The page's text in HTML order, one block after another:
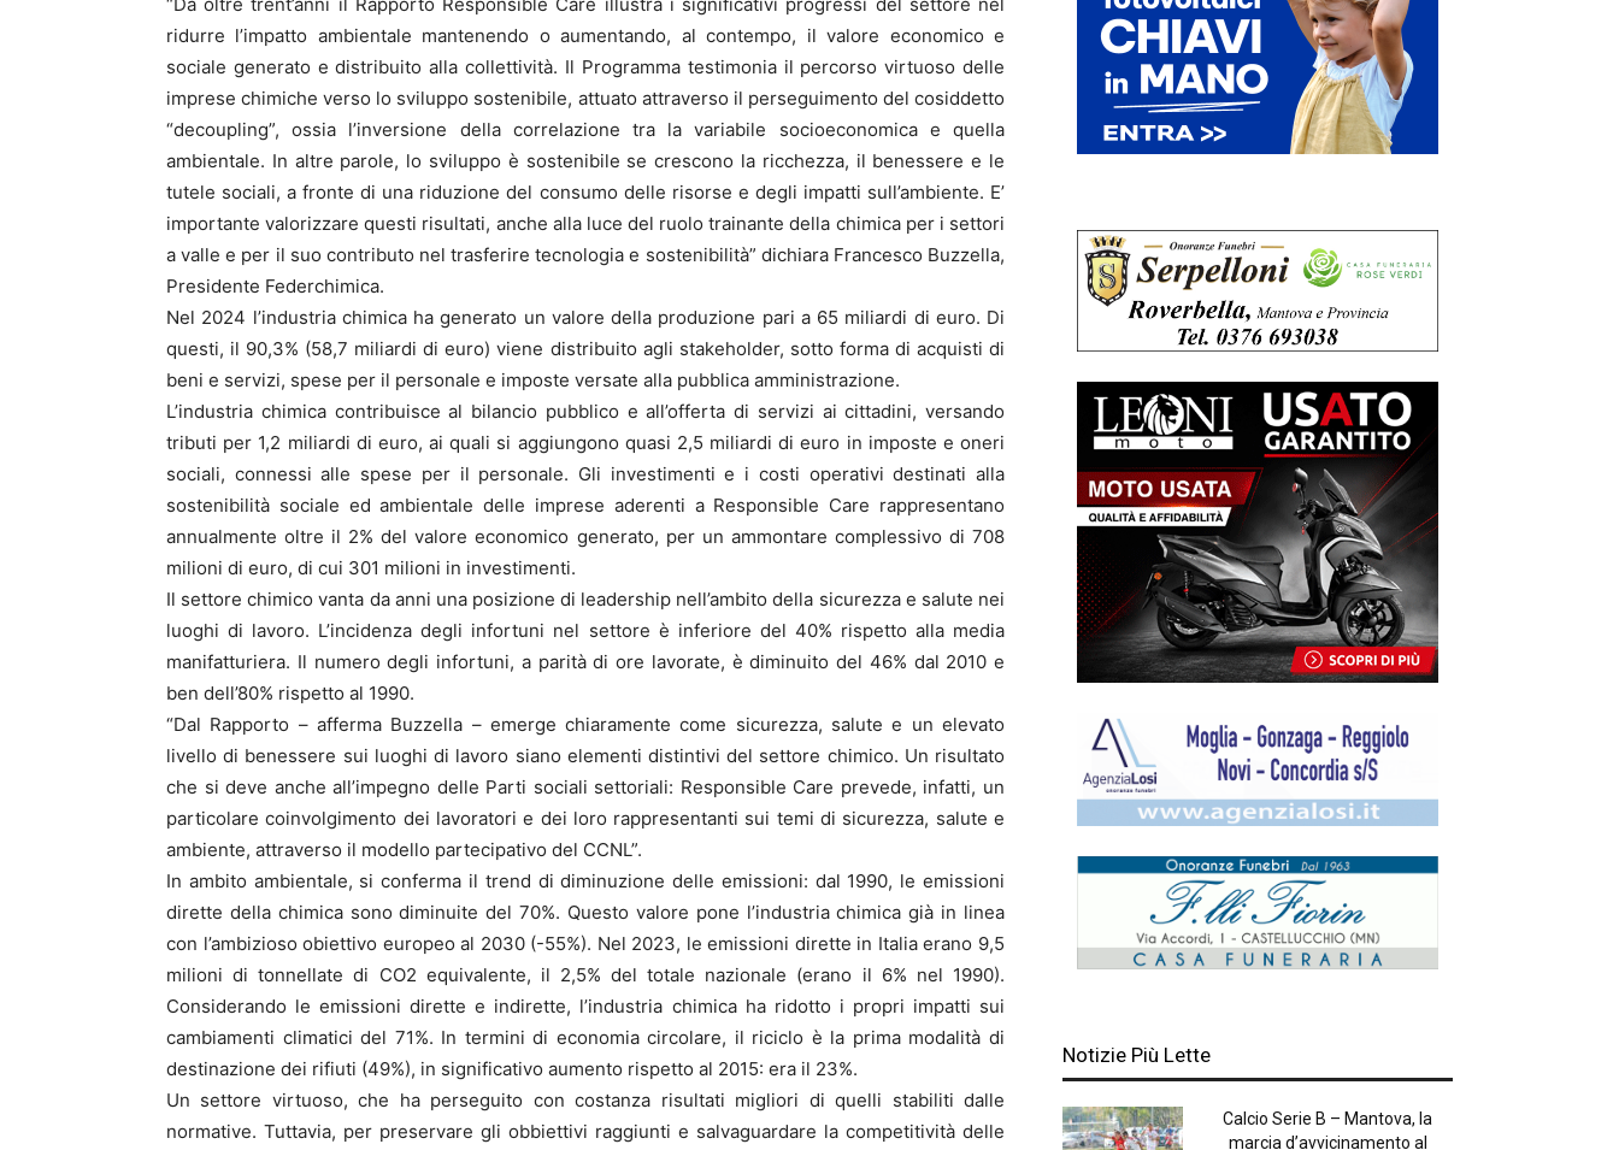
ridurre l’impatto ambientale mantenendo o aumentando, al contempo, il valore economico e
sociale generato e distribuito alla collettività. Il Programma testimonia il percorso virtuoso delle
imprese chimiche verso lo sviluppo sostenibile, attuato attraverso il perseguimento del cosiddetto
“decoupling”, ossia l’inversione della correlazione tra la variabile socioeconomica e quella
ambientale. In altre parole, lo sviluppo è sostenibile se crescono la ricchezza, il benessere e le
tutele sociali, a fronte di una riduzione del consumo delle risorse e degli impatti sull’ambiente. E’
importante valorizzare questi risultati, anche alla luce del ruolo trainante della chimica per i settori
a valle e per il suo contributo nel trasferire tecnologia e sostenibilità” dichiara Francesco Buzzella,
Presidente Federchimica.
Nel 2024 l’industria chimica ha generato un valore della produzione pari a 65 miliardi di euro. Di
questi, il 90,3% (58,7 miliardi di euro) viene distribuito agli stakeholder, sotto forma di acquisti di
beni e servizi, spese per il personale e imposte versate alla pubblica amministrazione.
L’industria chimica contribuisce al bilancio pubblico e all’offerta di servizi ai cittadini, versando
tributi per 1,2 miliardi di euro, ai quali si aggiungono quasi 2,5 miliardi di euro in imposte e oneri
sociali, connessi alle spese per il personale. Gli investimenti e i costi operativi destinati alla
sostenibilità sociale ed ambientale delle imprese aderenti a Responsible Care rappresentano
annualmente oltre il 2% del valore economico generato, per un ammontare complessivo di 708
milioni di euro, di cui 301 milioni in investimenti.
Il settore chimico vanta da anni una posizione di leadership nell’ambito della sicurezza e salute nei
luoghi di lavoro. L’incidenza degli infortuni nel settore è inferiore del 40% rispetto alla media
manifatturiera. Il numero degli infortuni, a parità di ore lavorate, è diminuito del 46% dal 2010 e
ben dell’80% rispetto al 1990.
“Dal Rapporto – afferma Buzzella – emerge chiaramente come sicurezza, salute e un elevato
livello di benessere sui luoghi di lavoro siano elementi distintivi del settore chimico. Un risultato
che si deve anche all’impegno delle Parti sociali settoriali: Responsible Care prevede, infatti, un
particolare coinvolgimento dei lavoratori e dei loro rappresentanti sui temi di sicurezza, salute e
ambiente, attraverso il modello partecipativo del CCNL”.
In ambito ambientale, si conferma il trend di diminuzione delle emissioni: dal 1990, le emissioni
dirette della chimica sono diminuite del 70%. Questo valore pone l’industria chimica già in linea
con l’ambizioso obiettivo europeo al 2030 (-55%). Nel 2023, le emissioni dirette in Italia erano 9,5
milioni di tonnellate di CO2 equivalente, il 2,5% del totale nazionale (erano il 6% nel 1990).
Considerando le emissioni dirette e indirette, l’industria chimica ha ridotto i propri impatti sui
cambiamenti climatici del 71%. In termini di economia circolare, il riciclo è la prima modalità di
destinazione dei rifiuti (49%), in significativo aumento rispetto al 2015: era il 23%.
Un settore virtuoso, che ha perseguito con costanza risultati migliori di quelli stabiliti dalle
normative. Tuttavia, per preservare gli obbiettivi raggiunti e salvaguardare la competitività delle
Notizie Più Lette
Calcio Serie B – Mantova, la
marcia d’avvicinamento al